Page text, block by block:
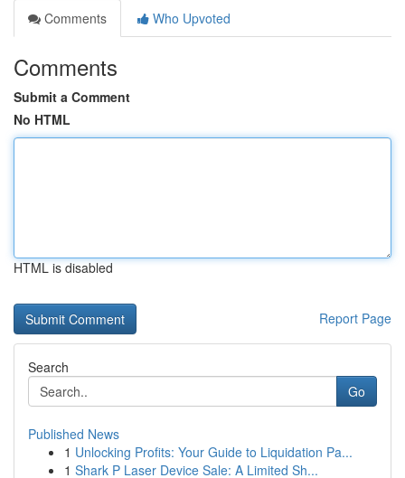
Comments
Who Upvoted
Comments
Submit a Comment
No HTML
HTML is disabled
Report Page
Search
Go
Published News
1 Unlocking Profits: Your Guide to Liquidation Pa...
1 Shark P Laser Device Sale: A Limited Sh...